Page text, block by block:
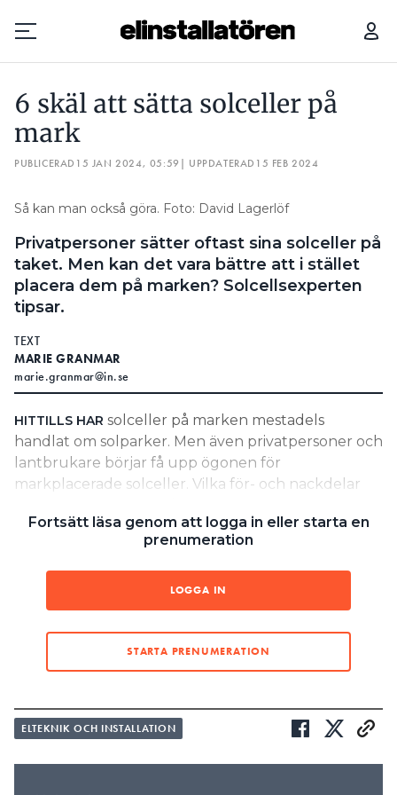
Prenumerera
Hantera prenumeration
Lediga jobb
Annonsera
Läs E-tidningen
Om tidningen
Kontakt
Personuppgifter
Search for:
6 skäl att sätta solceller på
mark
PUBLICERAD 15 JAN 2024, 05:59 | UPPDATERAD 15 FEB 2024
Så kan man också göra. Foto: David Lagerlöf
Privatpersoner sätter oftast sina solceller på
taket. Men kan det vara bättre att i stället
placera dem på marken? Solcellsexperten
tipsar.
TEXT
MARIE GRANMAR
marie.granmar@in.se
HITTILLS HAR solceller på marken mestadels
handlat om solparker. Men även privatpersoner och
lantbrukare börjar få upp ögonen för
markplacerade solceller. Vilka för- och nackdelar
”…om det blir brand i en
solcellsanläggning på grund av
något (installations)fel, kan det ge
större följdskador om anläggningen
sitter på ett tak. Då finns risk att
även byggnaden börjar brinna.”
BENGT STRIDH, MÄLARDALENS UNIVERSITET
LÄS OCKSÅ:
LÖNAR DET SIG ATT SÄTTA SOLCELLERNA PÅ MARKEN?
Fortsätt läsa genom att logga in eller starta en
prenumeration
LOGGA IN
STARTA PRENUMERATION
ELTEKNIK OCH INSTALLATION
6 SKÄL ATT SÄTTA SOLCELLER PÅ MARK